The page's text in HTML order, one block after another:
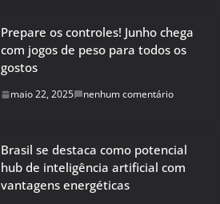
Prepare os controles! Junho chega
com jogos de peso para todos os
gostos
maio 22, 2025 nenhum comentário
Brasil se destaca como potencial
hub de inteligência artificial com
vantagens energéticas